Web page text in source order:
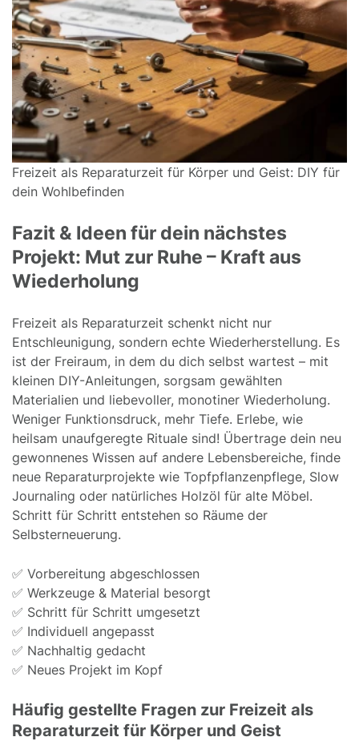
Freizeit als Reparaturzeit für Körper und Geist: DIY für
dein Wohlbefinden
Fazit & Ideen für dein nächstes
Projekt: Mut zur Ruhe – Kraft aus
Wiederholung
Freizeit als Reparaturzeit schenkt nicht nur
Entschleunigung, sondern echte Wiederherstellung. Es
ist der Freiraum, in dem du dich selbst wartest – mit
kleinen DIY-Anleitungen, sorgsam gewählten
Materialien und liebevoller, monotiner Wiederholung.
Weniger Funktionsdruck, mehr Tiefe. Erlebe, wie
heilsam unaufgeregte Rituale sind! Übertrage dein neu
gewonnenes Wissen auf andere Lebensbereiche, finde
neue Reparaturprojekte wie Topfpflanzenpflege, Slow
Journaling oder natürliches Holzöl für alte Möbel.
Schritt für Schritt entstehen so Räume der
Selbsterneuerung.
✅ Vorbereitung abgeschlossen
✅ Werkzeuge & Material besorgt
✅ Schritt für Schritt umgesetzt
✅ Individuell angepasst
✅ Nachhaltig gedacht
✅ Neues Projekt im Kopf
Häufig gestellte Fragen zur Freizeit als
Reparaturzeit für Körper und Geist